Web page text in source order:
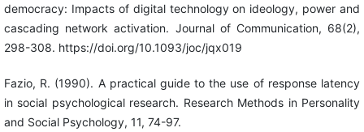
democracy: Impacts of digital technology on ideology, power and
cascading network activation. Journal of Communication, 68(2),
298-308. https://doi.org/10.1093/joc/jqx019
Fazio, R. (1990). A practical guide to the use of response latency
in social psychological research. Research Methods in Personality
and Social Psychology, 11, 74-97.